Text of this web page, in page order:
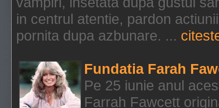
in centrul atentie, pardon
pornita dupa azbunare. ...
Fundatia Farah
Pe 25 iunie anul
Farrah Fawcett